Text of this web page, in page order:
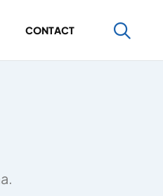
CONTACT